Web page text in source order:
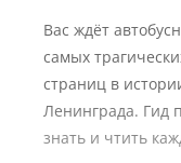
Вас ждёт
самых
страниц в
Ленинграда. Гид
знать и чтить